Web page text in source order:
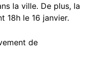
la ville. De plus, la
18h le 16 janvier.
de